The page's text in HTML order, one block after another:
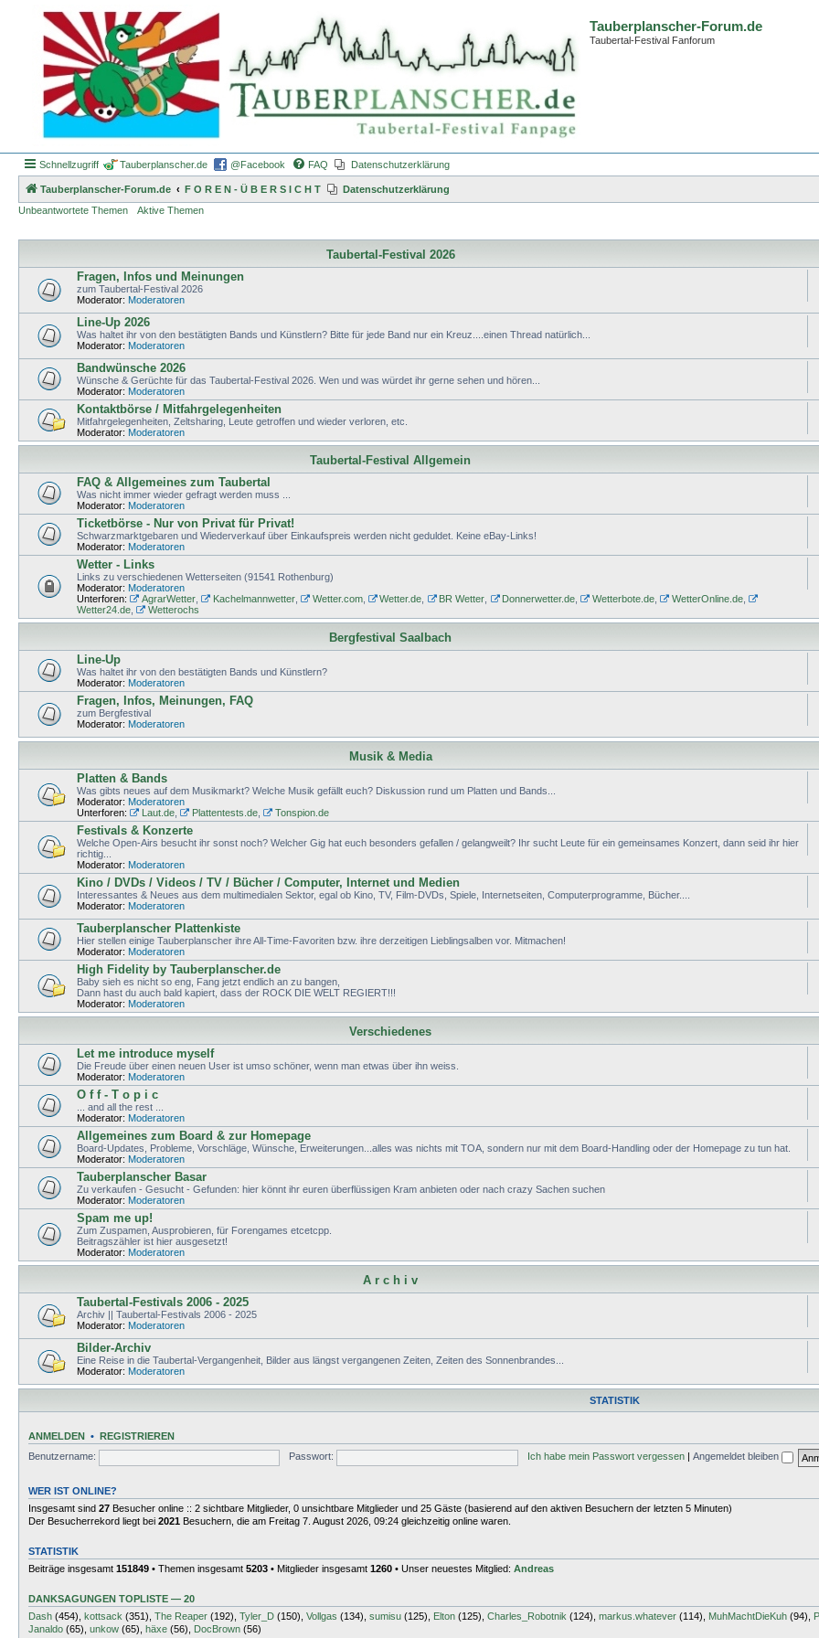
Tauberplanscher-Forum.de
Taubertal-Festival Fanforum
Schnellzugriff Tauberplanscher.de @Facebook FAQ Datenschutzerklärung
Tauberplanscher-Forum.de F O R E N - Ü B E R S I C H T
Datenschutzerklärung
Unbeantwortete Themen
Aktive Themen
Taubertal-Festival 2026
Fragen, Infos und Meinungen
zum Taubertal-Festival 2026
Moderator: Moderatoren
Line-Up 2026
Was haltet ihr von den bestätigten Bands und Künstlern? Bitte für jede Band nur ein Kreuz....einen Thread natürlich...
Moderator: Moderatoren
Bandwünsche 2026
Wünsche & Gerüchte für das Taubertal-Festival 2026. Wen und was würdet ihr gerne sehen und hören...
Moderator: Moderatoren
Kontaktbörse / Mitfahrgelegenheiten
Mitfahrgelegenheiten, Zeltsharing, Leute getroffen und wieder verloren, etc.
Moderator: Moderatoren
Taubertal-Festival Allgemein
FAQ & Allgemeines zum Taubertal
Was nicht immer wieder gefragt werden muss ...
Moderator: Moderatoren
Ticketbörse - Nur von Privat für Privat!
Schwarzmarktgebaren und Wiederverkauf über Einkaufspreis werden nicht geduldet. Keine eBay-Links!
Moderator: Moderatoren
Wetter - Links
Links zu verschiedenen Wetterseiten (91541 Rothenburg)
Moderator: Moderatoren
Unterforen:
AgrarWetter, Kachelmannwetter, Wetter.com, Wetter.de BR Wetter Donnerwetter.de , Wetterbote.de, WetterOnline.de,
Wetter24.de
Wetterochs
Bergfestival Saalbach
Line-Up
Was haltet ihr von den bestätigten Bands und Künstlern?
Moderator: Moderatoren
Fragen, Infos, Meinungen, FAQ
zum Bergfestival
Moderator: Moderatoren
Musik & Media
Platten & Bands
Was gibts neues auf dem Musikmarkt? Welche Musik gefällt euch? Diskussion rund um Platten und Bands...
Moderator: Moderatoren
Unterforen:
Laut.de, Plattentests.de, Tonspion.de
Festivals & Konzerte
Welche Open-Airs besucht ihr sonst noch? Welcher Gig hat euch besonders gefallen / gelangweilt? Ihr sucht Leute für ein gemeinsames Konzert, dann seid ihr hier
richtig...
Moderator: Moderatoren
Kino / DVDs / Videos / TV / Bücher / Computer, Internet und Medien
Interessantes & Neues aus dem multimedialen Sektor, egal ob Kino, TV, Film-DVDs, Spiele, Internetseiten, Computerprogramme, Bücher....
Moderator: Moderatoren
Tauberplanscher Plattenkiste
Hier stellen einige Tauberplanscher ihre All-Time-Favoriten bzw. ihre derzeitigen Lieblingsalben vor. Mitmachen!
Moderator: Moderatoren
High Fidelity by Tauberplanscher.de
Baby sieh es nicht so eng, Fang jetzt endlich an zu bangen,
Dann hast du auch bald kapiert, dass der ROCK DIE WELT REGIERT!!!
Moderator: Moderatoren
Verschiedenes
Let me introduce myself
Die Freude über einen neuen User ist umso schöner, wenn man etwas über ihn weiss.
Moderator: Moderatoren
O f f - T o p i c
... and all the rest ...
Moderator: Moderatoren
Allgemeines zum Board & zur Homepage
Board-Updates, Probleme, Vorschläge, Wünsche, Erweiterungen...alles was nichts mit TOA, sondern nur mit dem Board-Handling oder der Homepage zu tun hat.
Moderator: Moderatoren
Tauberplanscher Basar
Zu verkaufen - Gesucht - Gefunden: hier könnt ihr euren überflüssigen Kram anbieten oder nach crazy Sachen suchen
Moderator: Moderatoren
Spam me up!
Zum Zuspamen, Ausprobieren, für Forengames etcetcpp.
Beitragszähler ist hier ausgesetzt!
Moderator: Moderatoren
A r c h i v
Taubertal-Festivals 2006 - 2025
Archiv || Taubertal-Festivals 2006 - 2025
Moderator: Moderatoren
Bilder-Archiv
Eine Reise in die Taubertal-Vergangenheit, Bilder aus längst vergangenen Zeiten, Zeiten des Sonnenbrandes...
Moderator: Moderatoren
STATISTIK
ANMELDEN • REGISTRIEREN
Benutzername:
Passwort: Ich habe mein Passwort vergessen Angemeldet bleiben
WER IST ONLINE?
Insgesamt sind 27 Besucher online :: 2 sichtbare Mitglieder, 0 unsichtbare Mitglieder und 25 Gäste (basierend auf den aktiven Besuchern der letzten 5 Minuten)
Der Besucherrekord liegt bei 2021 Besuchern, die am Freitag 7. August 2026, 09:24 gleichzeitig online waren.
STATISTIK
Beiträge insgesamt 151849 • Themen insgesamt 5203 • Mitglieder insgesamt 1260 • Unser neuestes Mitglied: Andreas
DANKSAGUNGEN TOPLISTE — 20
Dash (454), kottsack (351), The Reaper (192), Tyler_D (150), Vollgas (134), sumisu (125), Elton (125), Charles_Robotnik (124), markus.whatever (114), MuhMachtDieKuh (94),
Janaldo (65), unkow (65), häxe (56), DocBrown (56)